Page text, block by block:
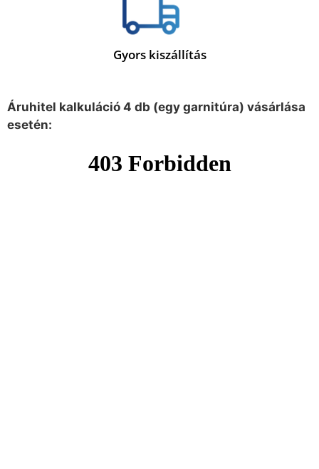
Gyors kiszállítás
Áruhitel kalkuláció 4 db (egy garnitúra) vásárlása
esetén: